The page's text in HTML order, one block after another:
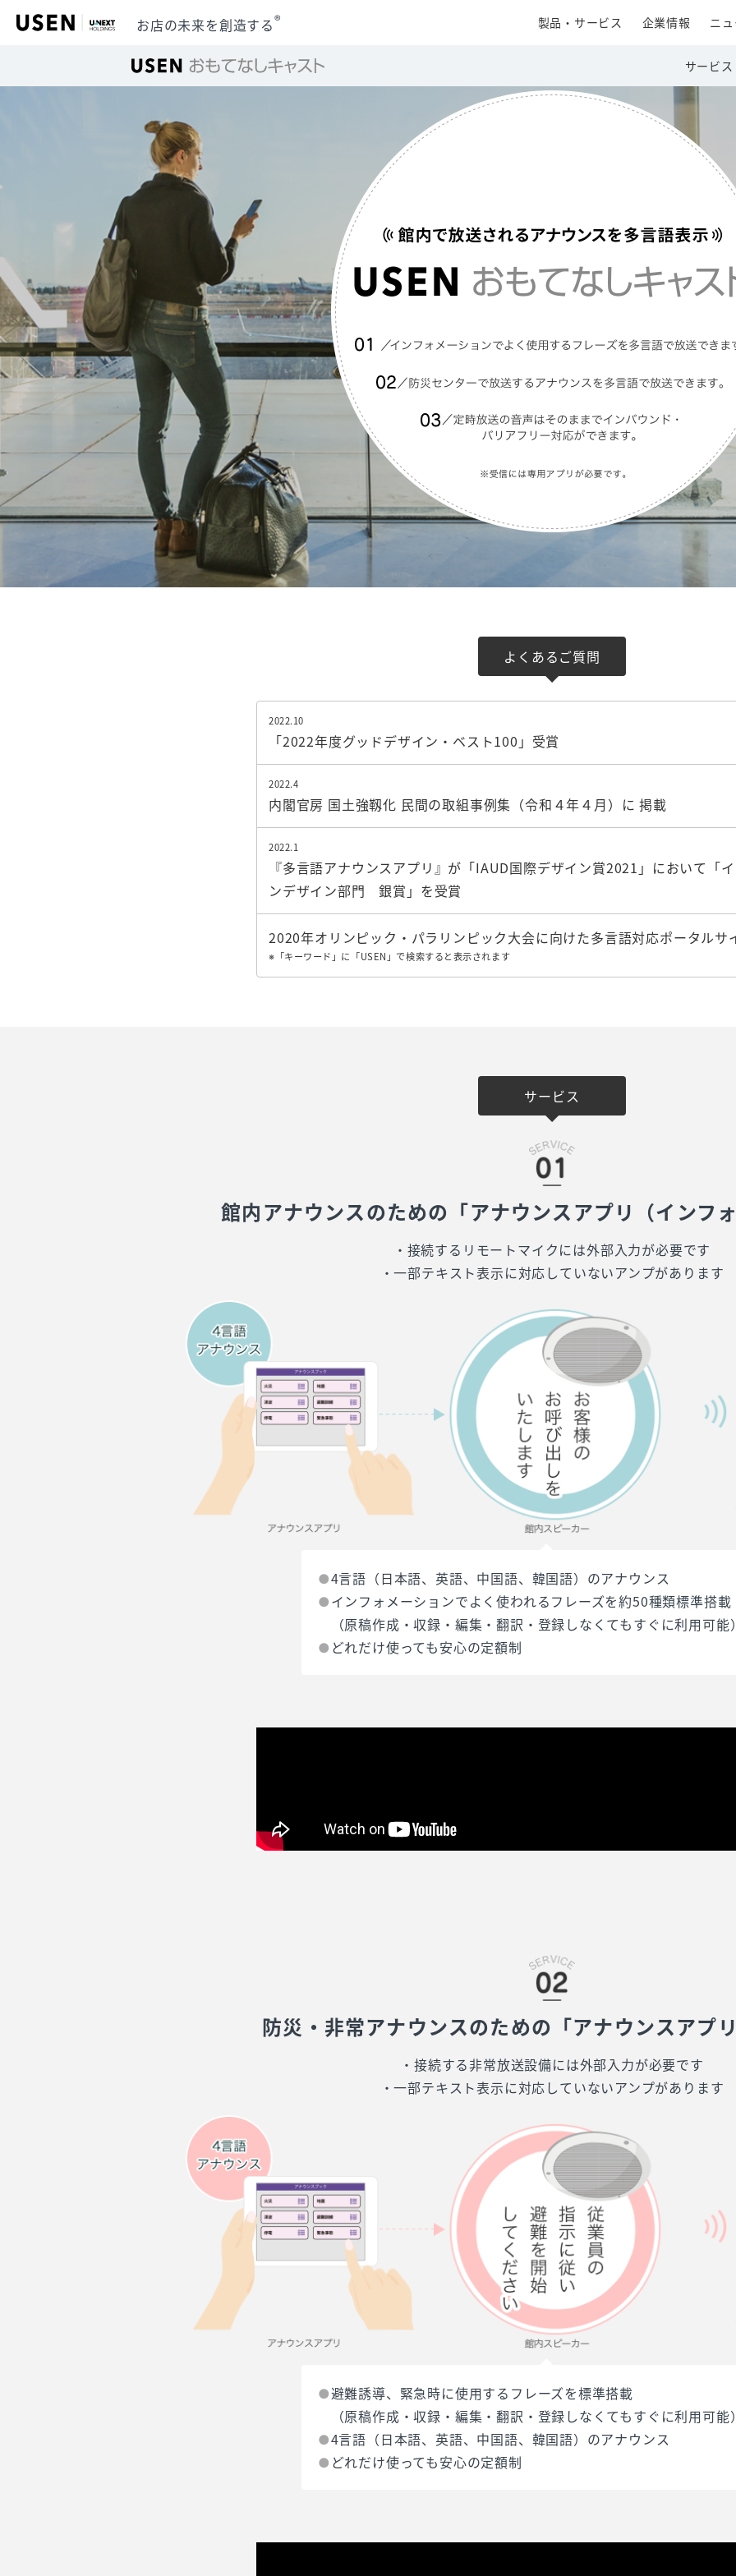
サービス
製品・サービス 企業情報 ニ
お店の未来を創造する®
よくあるご質問
2022.10
「2022年度グッドデザイン・ベスト100」受賞
2022.4
内閣官房 国土強靱化 民間の取組事例集（令和４年４月）に 掲載
2022.1
『多言語アナウンスアプリ』が「IAUD国際デザイン賞2021」において「
ンデザイン部門 銀賞」を受賞
2020年オリンピック・パラリンピック大会に向けた多言語対応ポータルサ
※「キーワード」に「USEN」で検索すると表示されます
サービス
館内アナウンスのための「アナウンスアプリ（インフ
・接続するリモートマイクには外部入力が必要です
・一部テキスト表示に対応していないアンプがあります
4言語（日本語、英語、中国語、韓国語）のアナウンス
インフォメーションでよく使われるフレーズを約50種類標準搭載
（原稿作成・収録・編集・翻訳・登録しなくてもすぐに利用可能
どれだけ使っても安心の定額制
防災・非常アナウンスのための「アナウンスアプ
・接続する非常放送設備には外部入力が必要です
・一部テキスト表示に対応していないアンプがあります
避難誘導、緊急時に使用するフレーズを標準搭載
（原稿作成・収録・編集・翻訳・登録しなくてもすぐに利用可能
4言語（日本語、英語、中国語、韓国語）のアナウンス
どれだけ使っても安心の定額制